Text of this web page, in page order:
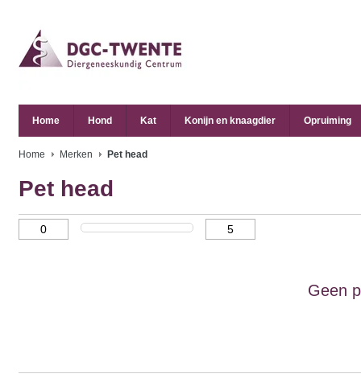
Home Hond Kat Konijn en knaagdier Opruiming
Home Merken Pet head
Pet head
Geen